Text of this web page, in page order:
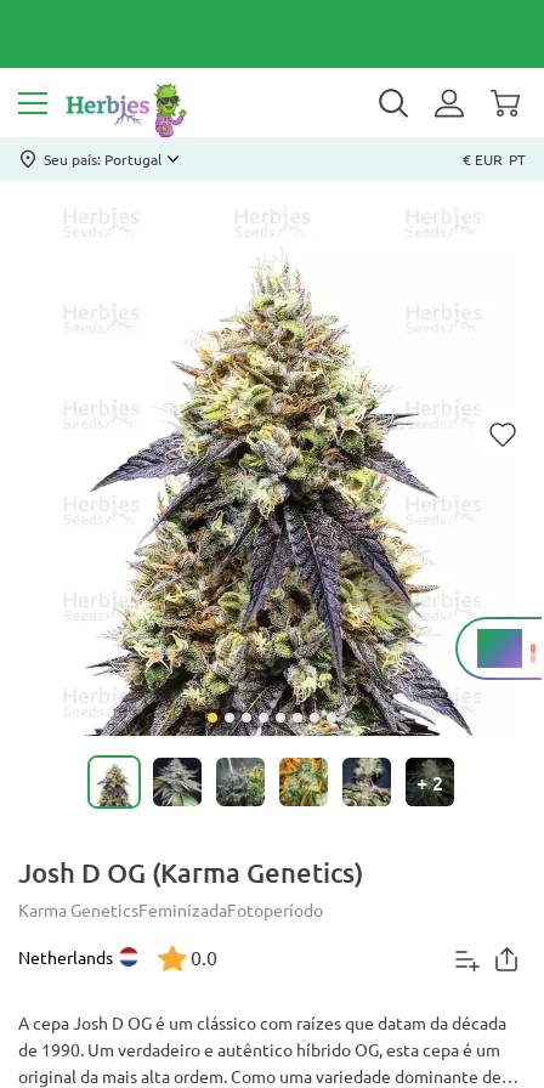
Seu país: Portugal € EUR PT
20%
THC
+2
Josh D OG (Karma Genetics)
Karma GeneticsFeminizadaFotoperíodo
Netherlands 0.0
A cepa Josh D OG é um clássico com raízes que datam da década
de 1990. Um verdadeiro e autêntico híbrido OG, esta cepa é um
original da mais alta ordem. Como uma variedade dominante de